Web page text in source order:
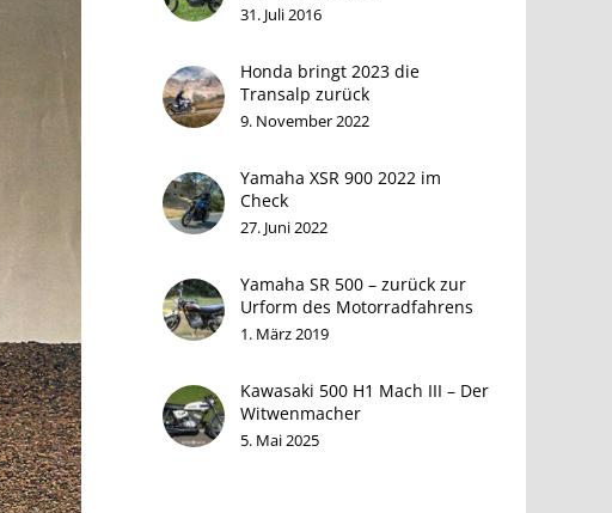
31. Juli 2016
Honda bringt 2023 die
Transalp zurück
9. November 2022
Yamaha XSR 900 2022 im
Check
27. Juni 2022
Yamaha SR 500 – zurück zur
Urform des Motorradfahrens
1. März 2019
Kawasaki 500 H1 Mach III – Der
Witwenmacher
5. Mai 2025